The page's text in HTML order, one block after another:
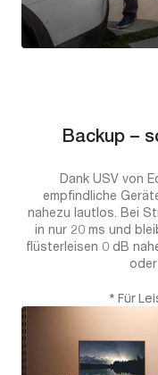
Backup –
Dank USV von
empfindliche
nahezu lautlos. Bei
in nur 20 ms und
flüsterleisen 0 dB
* Für